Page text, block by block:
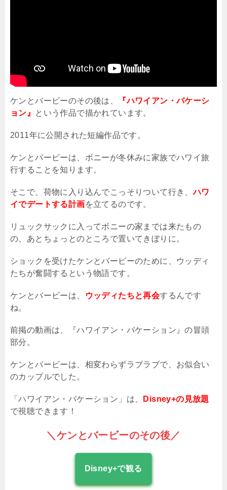
ケンとバービーのその後は、
『ハワイアン・バケーシ
ョン』
という作品で描かれています。
2011年に公開された短編作品です。
ケンとバービーは、ボニーが冬休みに家族でハワイ旅
行することを知ります。
そこで、荷物に入り込んでこっそりついて行き、ハワ
イでデートする計画を立てるのです。
リュックサックに入ってボニーの家までは来たもの
の、あとちょっとのところで置いてきぼりに。
ショックを受けたケンとバービーのために、ウッディ
たちが奮闘するという物語です。
ケンとバービーは、 ウッディたちと再会するんです
ね。
前掲の動画は、『ハワイアン・バケーション』の冒頭
部分。
ケンとバービーは、相変わらずラブラブで、お似合い
のカップルでした。
「ハワイアン・バケーション」は、
Disney+の見放題
で視聴できます！
＼ケンとバービーのその後／
Disney+で観る